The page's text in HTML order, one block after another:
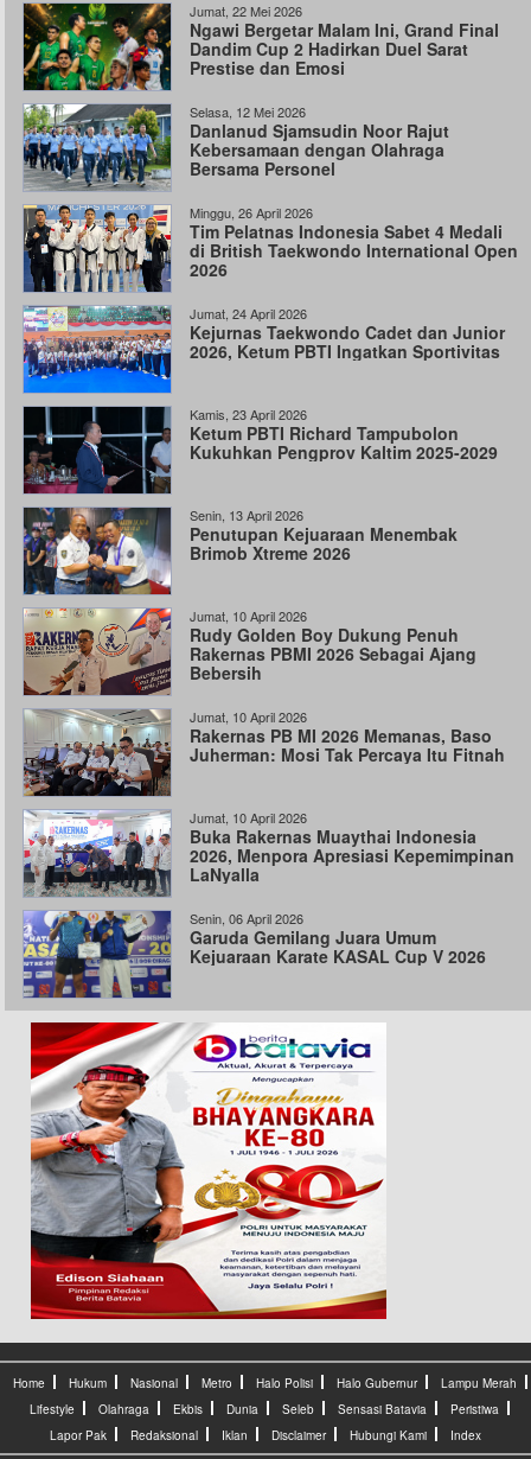
Jumat, 22 Mei 2026
Ngawi Bergetar Malam Ini, Grand Final
Dandim Cup 2 Hadirkan Duel Sarat
Prestise dan Emosi
Selasa, 12 Mei 2026
Danlanud Sjamsudin Noor Rajut
Kebersamaan dengan Olahraga
Bersama Personel
Minggu, 26 April 2026
Tim Pelatnas Indonesia Sabet 4 Medali
di British Taekwondo International Open
2026
Jumat, 24 April 2026
Kejurnas Taekwondo Cadet dan Junior
2026, Ketum PBTI Ingatkan Sportivitas
Kamis, 23 April 2026
Ketum PBTI Richard Tampubolon
Kukuhkan Pengprov Kaltim 2025-2029
Senin, 13 April 2026
Penutupan Kejuaraan Menembak
Brimob Xtreme 2026
Jumat, 10 April 2026
Rudy Golden Boy Dukung Penuh
Rakernas PBMI 2026 Sebagai Ajang
Bebersih
Jumat, 10 April 2026
Rakernas PB MI 2026 Memanas, Baso
Juherman: Mosi Tak Percaya Itu Fitnah
Jumat, 10 April 2026
Buka Rakernas Muaythai Indonesia
2026, Menpora Apresiasi Kepemimpinan
LaNyalla
Senin, 06 April 2026
Garuda Gemilang Juara Umum
Kejuaraan Karate KASAL Cup V 2026
Home Hukum Nasional Metro Halo Polisi Halo Gubernur
Lampu Merah
Lifestyle
Olahraga Ekbis Dunia Seleb Sensasi Batavia
Peristiwa
Lapor Pak
Redaksional Iklan Disclaimer Hubungi Kami Index